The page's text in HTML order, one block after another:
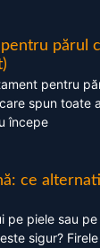
părul
pentru
spun toate
începe
ce
pe piele sau
sigur?